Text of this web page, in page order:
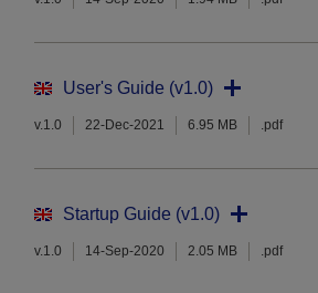
User's Guide (v1.0)
v.1.0 22-Dec-2021 6.95 MB .pdf
Startup Guide (v1.0)
v.1.0 14-Sep-2020 2.05 MB .pdf